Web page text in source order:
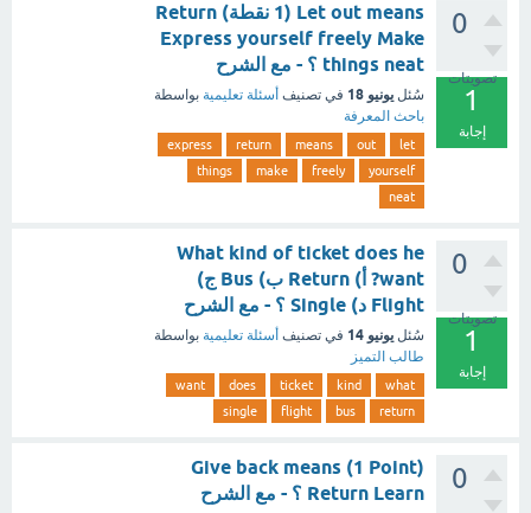
0
تصويتات
1
إجابة
Let out means (1 نقطة) Return
Express yourself freely Make
things neat ؟ - مع الشرح
سُئل يونيو 18 في تصنيف أسئلة تعليمية بواسطة
باحث المعرفة
let
out
means
return
express
yourself
freely
make
things
neat
0
تصويتات
1
إجابة
What kind of ticket does he
want? أ) Return ب) Bus ج)
Flight د) Single ؟ - مع الشرح
سُئل يونيو 14 في تصنيف أسئلة تعليمية بواسطة
طالب التميز
what
kind
ticket
does
want
return
bus
flight
single
0
Give back means (1 Point)
Return Learn ؟ - مع الشرح